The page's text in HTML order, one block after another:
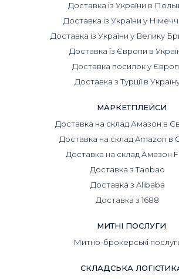
Доставка із України в
Доставка із України у
Доставка із України у Велику
Доставка із Європи в
Доставка посилок у
Доставка з Турції в
МАРКЕТПЛЕЙСИ
Доставка на склад Амазон в
Доставка на склад Amazon
Доставка на склад Амазон
Доставка з Taobao
Доставка з Alibaba
Доставка з 1688
МИТНІ ПОСЛУГИ
Митно-брокерські
СКЛАДСЬКА